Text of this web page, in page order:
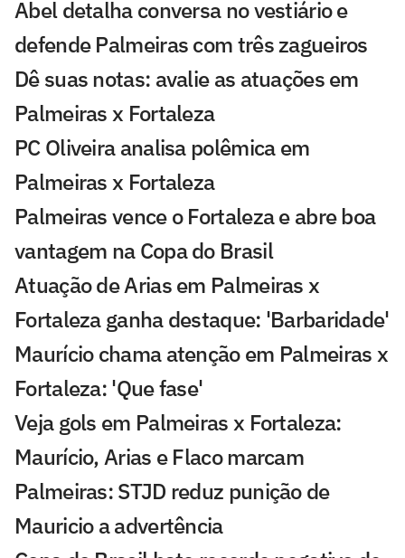
Abel detalha conversa no vestiário e
defende Palmeiras com três zagueiros
Dê suas notas: avalie as atuações em
Palmeiras x Fortaleza
PC Oliveira analisa polêmica em
Palmeiras x Fortaleza
Palmeiras vence o Fortaleza e abre boa
vantagem na Copa do Brasil
Atuação de Arias em Palmeiras x
Fortaleza ganha destaque: 'Barbaridade'
Maurício chama atenção em Palmeiras x
Fortaleza: 'Que fase'
Veja gols em Palmeiras x Fortaleza:
Maurício, Arias e Flaco marcam
Palmeiras: STJD reduz punição de
Mauricio a advertência